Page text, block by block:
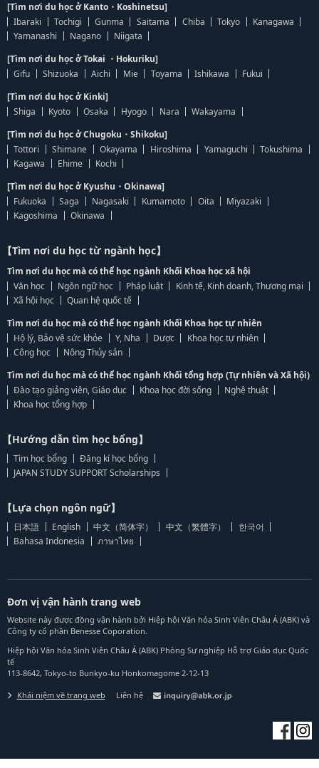
[Tìm nơi du học ở Kanto・Koshinetsu]
Ibaraki
Tochigi Gunma Saitama Chiba Tokyo
Kanagawa
Yamanashi
Nagano
Niigata
[Tìm nơi du học ở Tokai ・Hokuriku]
Gifu
Shizuoka Aichi Mie Toyama Ishikawa
Fukui
[Tìm nơi du học ở Kinki]
Shiga
Kyoto Osaka Hyogo Nara
Wakayama
[Tìm nơi du học ở Chugoku・Shikoku]
Tottori
Shimane Okayama Hiroshima Yamaguchi
Tokushima
Kagawa
Ehime
Kochi
[Tìm nơi du học ở Kyushu・Okinawa]
Fukuoka
Saga Nagasaki Kumamoto Oita
Miyazaki
Kagoshima
Okinawa
【Tìm nơi du học từ ngành học】
Tìm nơi du học mà có thể học ngành Khối Khoa học xã hội
Văn học
Ngôn ngữ học Pháp luật
Kinh tế, Kinh doanh, Thương mại
Xã hội học
Quan hệ quốc tế
Tìm nơi du học mà có thể học ngành Khối Khoa học tự nhiên
Hộ lý, Bảo vệ sức khỏe
Y, Nha Dược
Khoa học tự nhiên
Công học
Nông Thủy sản
Tìm nơi du học mà có thể học ngành Khối tổng hợp (Tự nhiên và Xã hội)
Đào tạo giảng viên, Giáo dục
Khoa học đời sống
Nghệ thuật
Khoa học tổng hợp
【Hướng dẫn tìm học bổng】
Tìm học bổng
Đăng kí học bổng
JAPAN STUDY SUPPORT Scholarships
【Lựa chọn ngôn ngữ】
日本語 English 中文（简体字） 中文（繁體字）
한국어
Bahasa Indonesia
ภาษาไทย
Đơn vị vận hành trang web
Website này được đồng vận hành bởi Hiệp hội Văn hóa Sinh Viên Châu Á (ABK) và
Công ty cổ phần Benesse Coporation.
Hiệp hội Văn hóa Sinh Viên Châu Á (ABK) Phòng Sự nghiệp Hỗ trợ Giáo dục Quốc
tế
113-8642, Tokyo-to Bunkyo-ku Honkomagome 2-12-13
Khái niệm về trang web Liên hệ